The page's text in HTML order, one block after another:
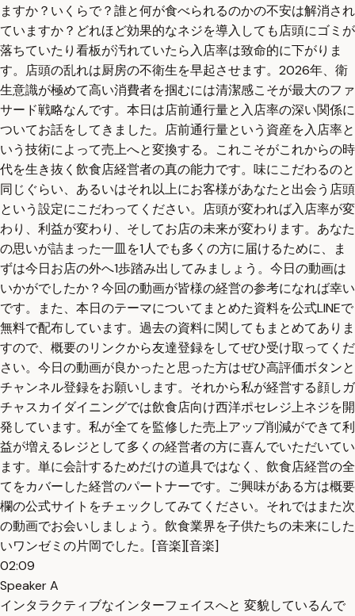
ますか？いくらで？誰と何が食べられるのかの不安は解消され
ていますか？どれほど効果的なネジを導入しても店頭にゴミが
落ちていたり看板が汚れていたら入店率は致命的に下がりま
す。店頭の乱れは厨房の不衛生を早起させます。2026年、衛
生意識が極めて高い消費者を掴むには清潔感こそが最大のファ
サード戦略なんです。本日は店前通行量と入店率の深い関係に
ついてお話をしてきました。店前通行量という資産を入店率と
いう技術によって売上へと変換する。これこそがこれからの時
代を生き抜く飲食店経営者の真の能力です。味にこだわるのと
同じぐらい、あるいはそれ以上にお客様があなたと出会う店頭
という設定にこだわってください。店頭が変われば入店率が変
わり、利益が変わり、そしてお店の未来が変わります。あなた
の思いが詰まった一皿を1人でも多くの方に届けるために、ま
ずは今日お店の外へ1歩踏み出してみましょう。今日の動画は
いかがでしたか？今回の動画が皆様の経営の参考になれば幸い
です。また、本日のテーマについてまとめた資料を公式LINEで
無料で配布しています。過去の資料に関してもまとめてありま
すので、概要のリンクから友達登録をしてぜひ受け取ってくだ
さい。今日の動画が良かったと思った方はぜひ高評価ボタンと
チャンネル登録をお願いします。それから私が経営する顔しガ
チャスカイダイニングでは飲食店向け西洋ポセレジ上ネジを開
発しています。私が全てを監修した売上アップ削減ができて利
益が増えるレジとして多くの経営者の方に喜んでいただいてい
ます。単に会計するためだけの道具ではなく、飲食店経営の全
てをカバーした経営のパートナーです。ご興味がある方は概要
欄の公式サイトをチェックしてみてください。それではまた次
の動画でお会いしましょう。飲食業界を子供たちの未来にした
いワンゼミの片岡でした。[音楽][音楽]
02:09
Speaker A
インタラクティブなインターフェイスへと 変貌しているんで